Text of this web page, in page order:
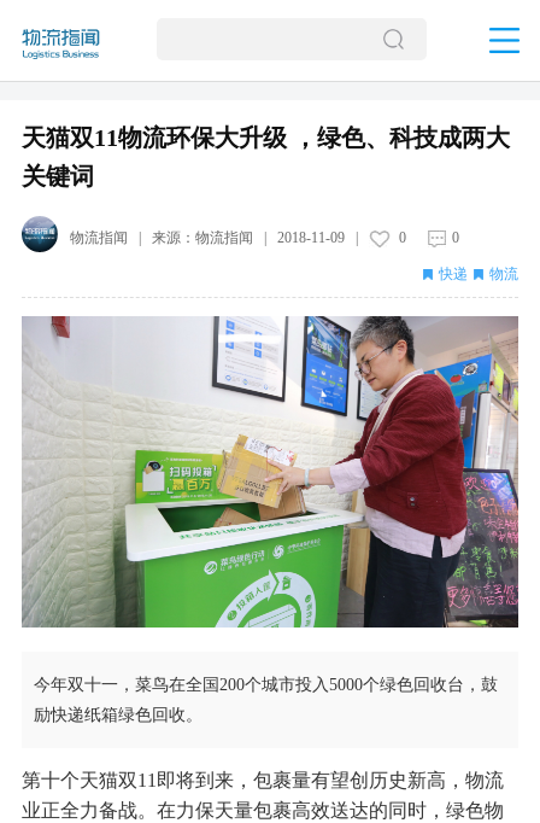
天猫双11物流环保大升级 ，绿色、科技成两大
关键词
物流指闻 | 来源： 物流指闻 2018-11-09| 0 0
快递 物流
今年双十一，菜鸟在全国200个城市投入5000个绿色回收台，鼓
励快递纸箱绿色回收。
第十个天猫双11即将到来，包裹量有望创历史新高，物流
业正全力备战。在力保天量包裹高效送达的同时，绿色物